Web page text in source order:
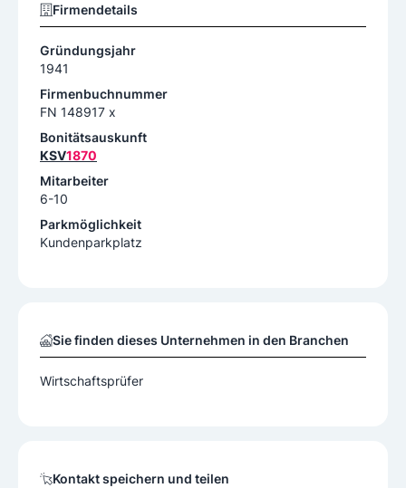
Firmendetails
Gründungsjahr
1941
Firmenbuchnummer
FN 148917 x
Bonitätsauskunft
KSV1870
Mitarbeiter
6-10
Parkmöglichkeit
Kundenparkplatz
Sie finden dieses Unternehmen in den Branchen
Wirtschaftsprüfer
Kontakt speichern und teilen